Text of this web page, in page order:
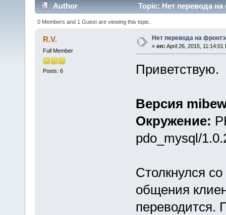
Author Topic: Нет перевода
0 Members and 1 Guest are viewing this topic.
R.V.
Full Member
Posts: 6
Нет перевода на
« on: April 26, 2015, 11:14:01
Приветствую.
Версия
Окружение:
pdo_mysql/
Столкнулся
общения
переводится.